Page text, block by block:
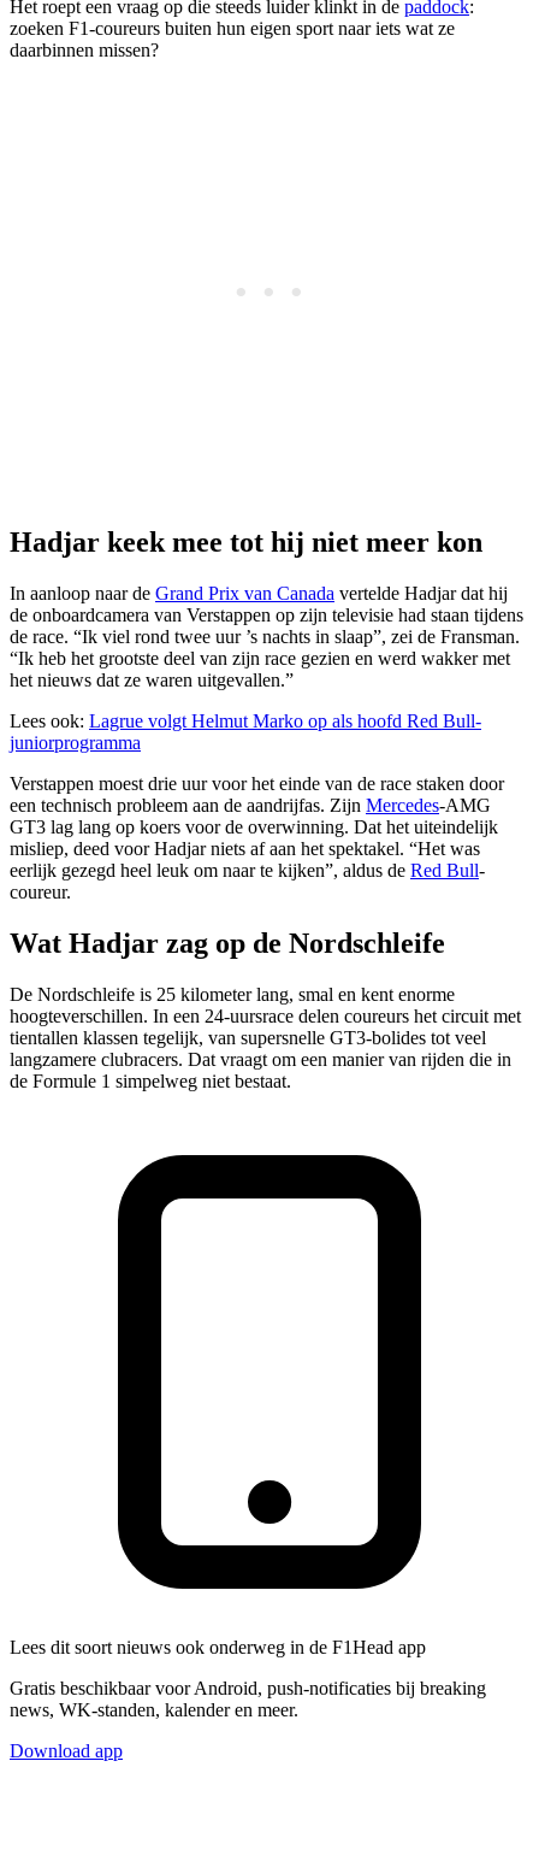
Het roept een vraag op die steeds luider klinkt in de paddock:
zoeken F1-coureurs buiten hun eigen sport naar iets wat ze
daarbinnen missen?
Hadjar keek mee tot hij niet meer kon
In aanloop naar de Grand Prix van Canada vertelde Hadjar dat hij
de onboardcamera van Verstappen op zijn televisie had staan tijdens
de race. “Ik viel rond twee uur ’s nachts in slaap”, zei de Fransman.
“Ik heb het grootste deel van zijn race gezien en werd wakker met
het nieuws dat ze waren uitgevallen.”
Lees ook: Lagrue volgt Helmut Marko op als hoofd Red Bull-
juniorprogramma
Verstappen moest drie uur voor het einde van de race staken door
een technisch probleem aan de aandrijfas. Zijn Mercedes-AMG
GT3 lag lang op koers voor de overwinning. Dat het uiteindelijk
misliep, deed voor Hadjar niets af aan het spektakel. “Het was
eerlijk gezegd heel leuk om naar te kijken”, aldus de Red Bull-
coureur.
Wat Hadjar zag op de Nordschleife
De Nordschleife is 25 kilometer lang, smal en kent enorme
hoogteverschillen. In een 24-uursrace delen coureurs het circuit met
tientallen klassen tegelijk, van supersnelle GT3-bolides tot veel
langzamere clubracers. Dat vraagt om een manier van rijden die in
de Formule 1 simpelweg niet bestaat.
Lees dit soort nieuws ook onderweg in de F1Head app
Gratis beschikbaar voor Android, push-notificaties bij breaking
news, WK-standen, kalender en meer.
Download app